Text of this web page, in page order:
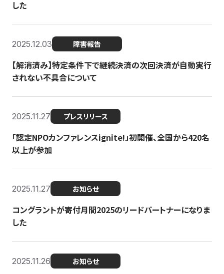
した
2025.12.03 障害報告
【解消済み】特定条件下で継続決済の次回決済が自動実行
されない不具合について
2025.11.27 プレスリリース
「認定NPOカンファレンスignite!」初開催、全国から420名
以上が参加
2025.11.27 お知らせ
コングラントが寄付月間2025のリードパートナーになりま
した
2025.11.26 お知らせ